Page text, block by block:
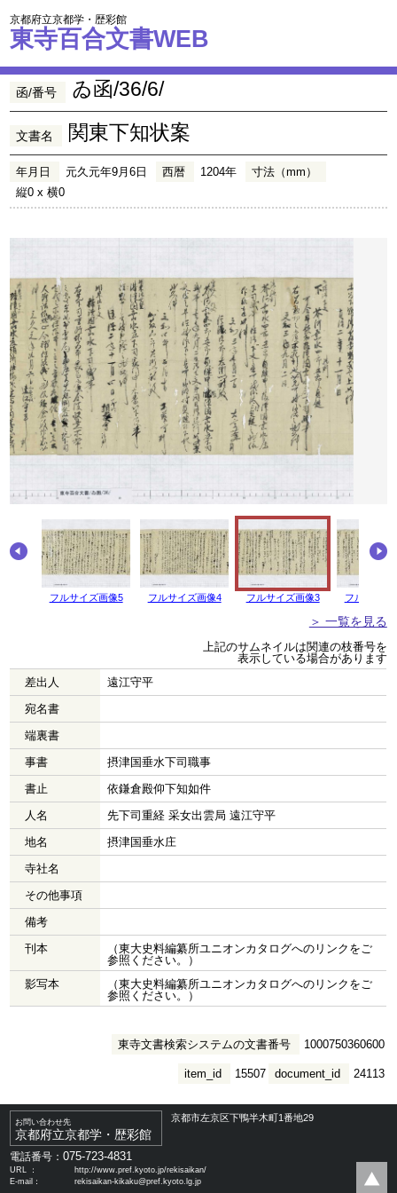
京都府立京都学・歴彩館
東寺百合文書WEB
函/番号 ゐ函/36/6/
文書名 関東下知状案
年月日 元久元年9月6日 西暦 1204年
寸法（mm）
縦0 x 横0
フルサイズ画像5 フルサイズ画像4 フルサイズ画像3 フルサイズ
＞ 一覧を見る
上記のサムネイルは関連の枝番号を
表示している場合があります
差出人
遠江守平
宛名書
端裏書
事書
摂津国垂水下司職事
書止
依鎌倉殿仰下知如件
人名
先下司重経 采女出雲局 遠江守平
地名
摂津国垂水庄
寺社名
その他事項
備考
刊本
（東大史料編纂所ユニオンカタログへのリンクをご
参照ください。）
影写本
（東大史料編纂所ユニオンカタログへのリンクをご
参照ください。）
東寺文書検索システムの文書番号 1000750360600
document_id 24113
item_id 15507
お問い合わせ先
京都府立京都学・歴彩館
京都市左京区下鴨半木町1番地29
電話番号：075-723-4831
URL ：
http://www.pref.kyoto.jp/rekisaikan/
E-mail：
rekisaikan-kikaku@pref.kyoto.lg.jp